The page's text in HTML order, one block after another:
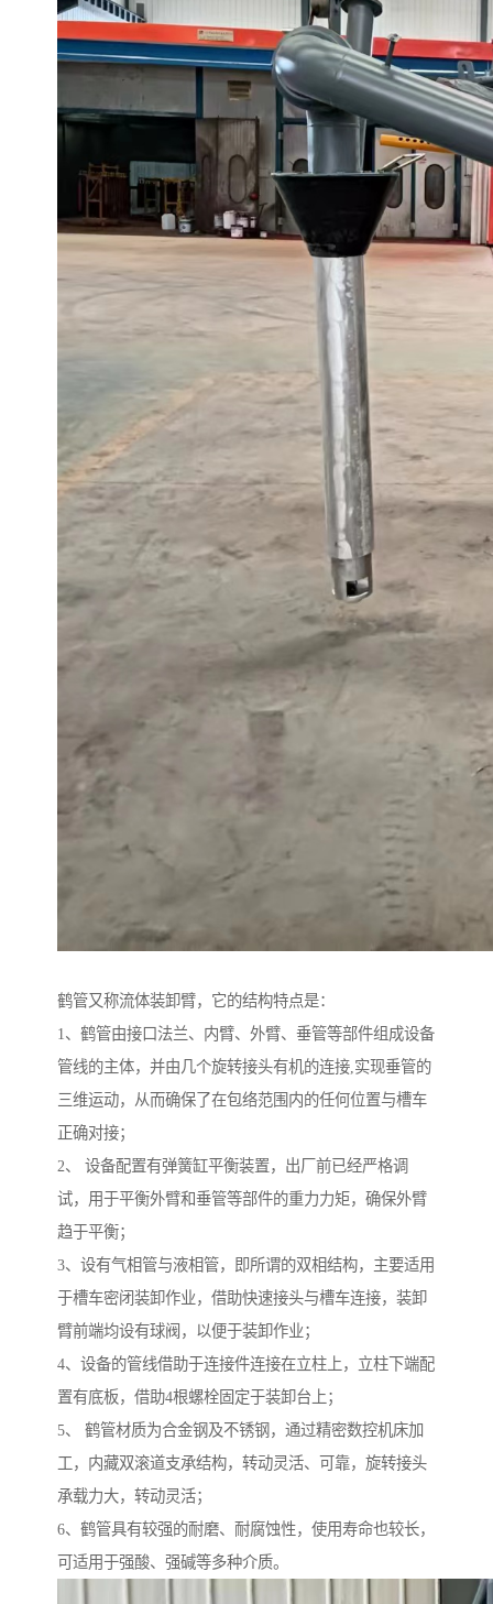
鹤管又称流体装卸臂，它的结构特点是：
1、鹤管由接口法兰、内臂、外臂、垂管等部件组成设备
管线的主体，并由几个旋转接头有机的连接,实现垂管的
三维运动，从而确保了在包络范围内的任何位置与槽车
正确对接；
2、 设备配置有弹簧缸平衡装置，出厂前已经严格调
试，用于平衡外臂和垂管等部件的重力力矩，确保外臂
趋于平衡；
3、设有气相管与液相管，即所谓的双相结构，主要适用
于槽车密闭装卸作业，借助快速接头与槽车连接，装卸
臂前端均设有球阀，以便于装卸作业；
4、设备的管线借助于连接件连接在立柱上，立柱下端配
置有底板，借助4根螺栓固定于装卸台上；
5、 鹤管材质为合金钢及不锈钢，通过精密数控机床加
工，内藏双滚道支承结构，转动灵活、可靠，旋转接头
承载力大，转动灵活；
6、鹤管具有较强的耐磨、耐腐蚀性，使用寿命也较长，
可适用于强酸、强碱等多种介质。